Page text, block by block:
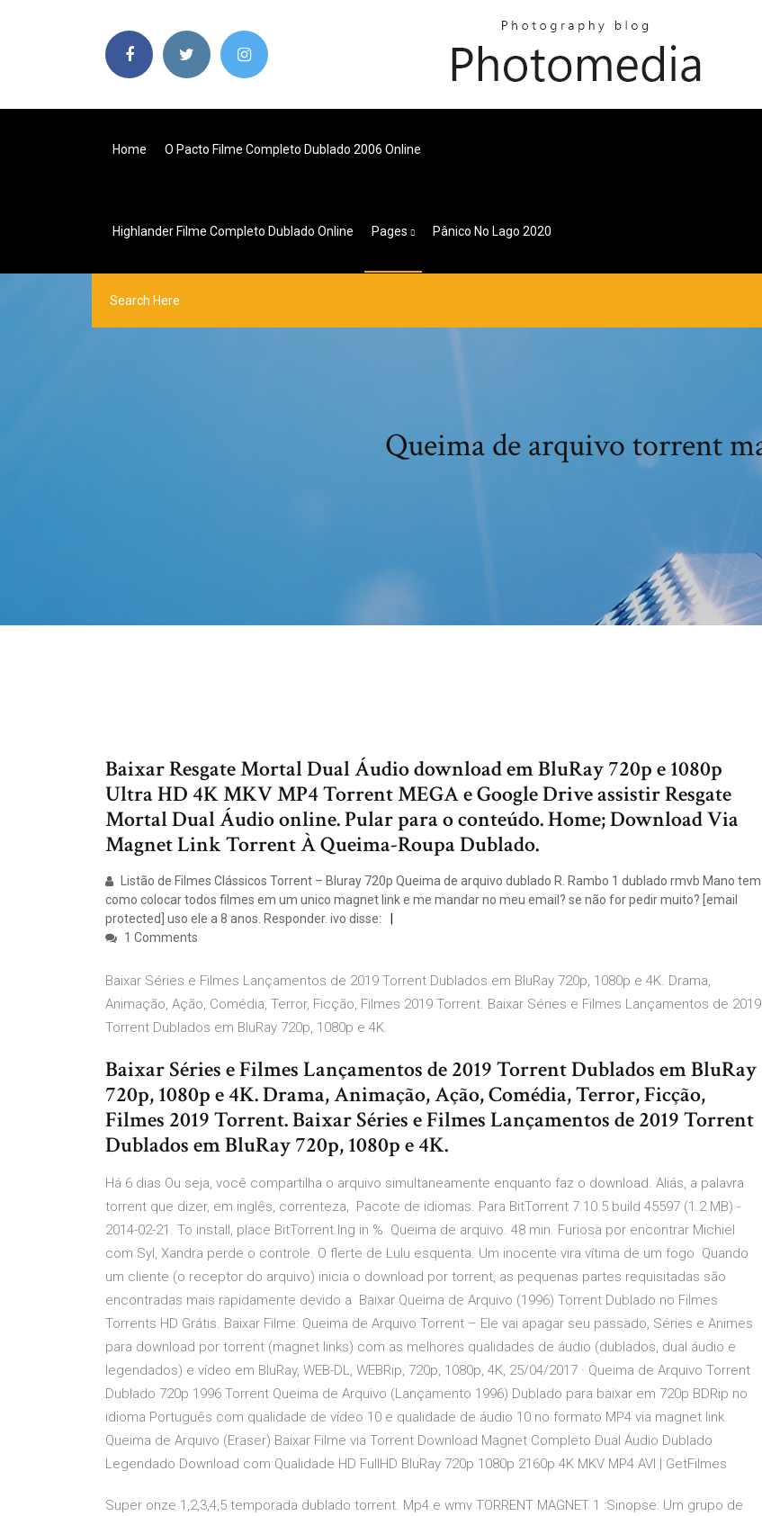
Home O Pacto Filme Completo Dublado 2006 Online
Highlander Filme Completo Dublado Online Pages Pânico No Lago 2020
Queima de arquivo torrent
Baixar Resgate Mortal Dual Áudio download em BluRay 720p e 1080p
Ultra HD 4K MKV MP4 Torrent MEGA e Google Drive assistir Resgate
Mortal Dual Áudio online. Pular para o conteúdo. Home; Download Via
Magnet Link Torrent À Queima-Roupa Dublado.
Listão de Filmes Clássicos Torrent – Bluray 720p Queima de arquivo dublado R. Rambo 1 dublado rmvb Mano tem
como colocar todos filmes em um unico magnet link e me mandar no meu email? se não for pedir muito? [email
protected] uso ele a 8 anos. Responder. ivo disse:
1 Comments
Baixar Séries e Filmes Lançamentos de 2019 Torrent Dublados em BluRay 720p, 1080p e 4K. Drama,
Animação, Ação, Comédia, Terror, Ficção, Filmes 2019 Torrent. Baixar Séries e Filmes Lançamentos de 2019
Torrent Dublados em BluRay 720p, 1080p e 4K.
Baixar Séries e Filmes Lançamentos de 2019 Torrent Dublados em BluRay
720p, 1080p e 4K. Drama, Animação, Ação, Comédia, Terror, Ficção,
Filmes 2019 Torrent. Baixar Séries e Filmes Lançamentos de 2019 Torrent
Dublados em BluRay 720p, 1080p e 4K.
Há 6 dias Ou seja, você compartilha o arquivo simultaneamente enquanto faz o download. Aliás, a palavra
torrent que dizer, em inglês, correnteza, Pacote de idiomas. Para BitTorrent 7.10.5 build 45597 (1.2 MB) -
2014-02-21. To install, place BitTorrent.lng in % Queima de arquivo. 48 min. Furiosa por encontrar Michiel
com Syl, Xandra perde o controle. O flerte de Lulu esquenta. Um inocente vira vítima de um fogo Quando
um cliente (o receptor do arquivo) inicia o download por torrent, as pequenas partes requisitadas são
encontradas mais rapidamente devido a Baixar Queima de Arquivo (1996) Torrent Dublado no Filmes
Torrents HD Grátis. Baixar Filme: Queima de Arquivo Torrent – Ele vai apagar seu passado, Séries e Animes
para download por torrent (magnet links) com as melhores qualidades de áudio (dublados, dual áudio e
legendados) e vídeo em BluRay, WEB-DL, WEBRip, 720p, 1080p, 4K, 25/04/2017 · Queima de Arquivo Torrent
Dublado 720p 1996 Torrent Queima de Arquivo (Lançamento 1996) Dublado para baixar em 720p BDRip no
idioma Português com qualidade de vídeo 10 e qualidade de áudio 10 no formato MP4 via magnet link.
Queima de Arquivo (Eraser) Baixar Filme via Torrent Download Magnet Completo Dual Áudio Dublado
Legendado Download com Qualidade HD FullHD BluRay 720p 1080p 2160p 4K MKV MP4 AVI | GetFilmes
Super onze 1,2,3,4,5 temporada dublado torrent. Mp4 e wmv TORRENT MAGNET 1 :Sinopse: Um grupo de